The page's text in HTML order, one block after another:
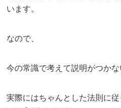
います。
なので、
今の常識で考えて説明がつかな
実際にはちゃんとした法則に